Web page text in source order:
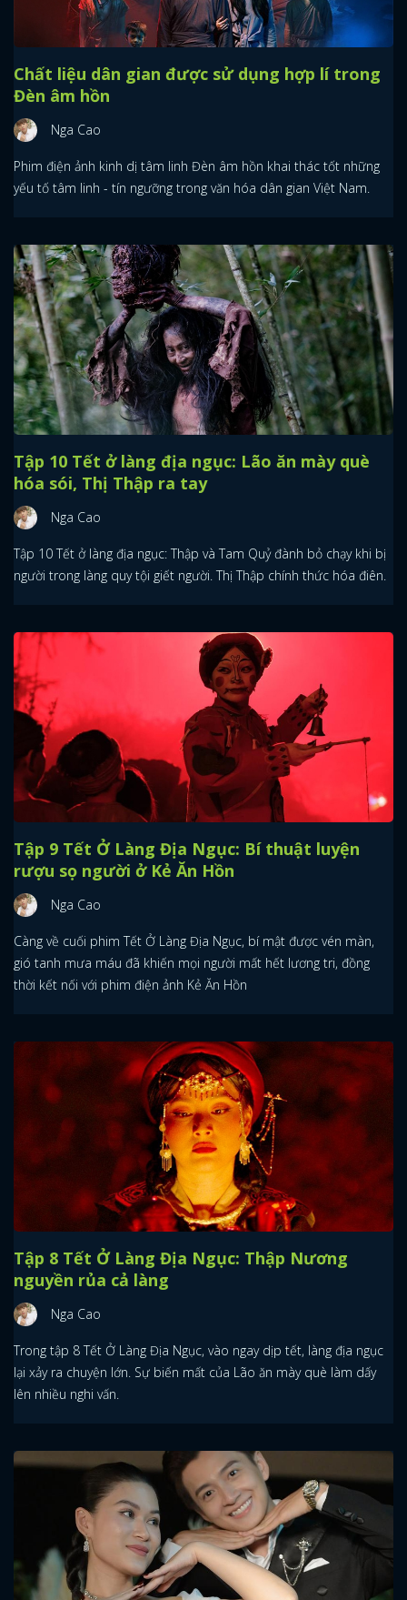
Chất liệu dân gian được sử dụng hợp lí trong
Đèn âm hồn
Nga Cao
Phim điện ảnh kinh dị tâm linh Đèn âm hồn khai thác tốt những
yếu tố tâm linh - tín ngưỡng trong văn hóa dân gian Việt Nam.
Tập 10 Tết ở làng địa ngục: Lão ăn mày què
hóa sói, Thị Thập ra tay
Nga Cao
Tập 10 Tết ở làng địa ngục: Thập và Tam Quỷ đành bỏ chạy khi bị
người trong làng quy tội giết người. Thị Thập chính thức hóa điên.
Tập 9 Tết Ở Làng Địa Ngục: Bí thuật luyện
rượu sọ người ở Kẻ Ăn Hồn
Nga Cao
Càng về cuối phim Tết Ở Làng Địa Ngục, bí mật được vén màn,
gió tanh mưa máu đã khiến mọi người mất hết lương tri, đồng
thời kết nối với phim điện ảnh Kẻ Ăn Hồn
Tập 8 Tết Ở Làng Địa Ngục: Thập Nương
nguyền rủa cả làng
Nga Cao
Trong tập 8 Tết Ở Làng Địa Ngục, vào ngay dịp tết, làng địa ngục
lại xảy ra chuyện lớn. Sự biến mất của Lão ăn mày què làm dấy
lên nhiều nghi vấn.